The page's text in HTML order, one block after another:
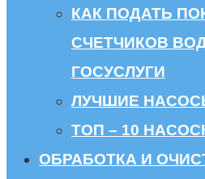
КАК ПОДАТЬ
СЧЕТЧИКОВ
ГОСУСЛУГИ
ЛУЧШИЕ
ТОП – 10
ОБРАБОТКА И